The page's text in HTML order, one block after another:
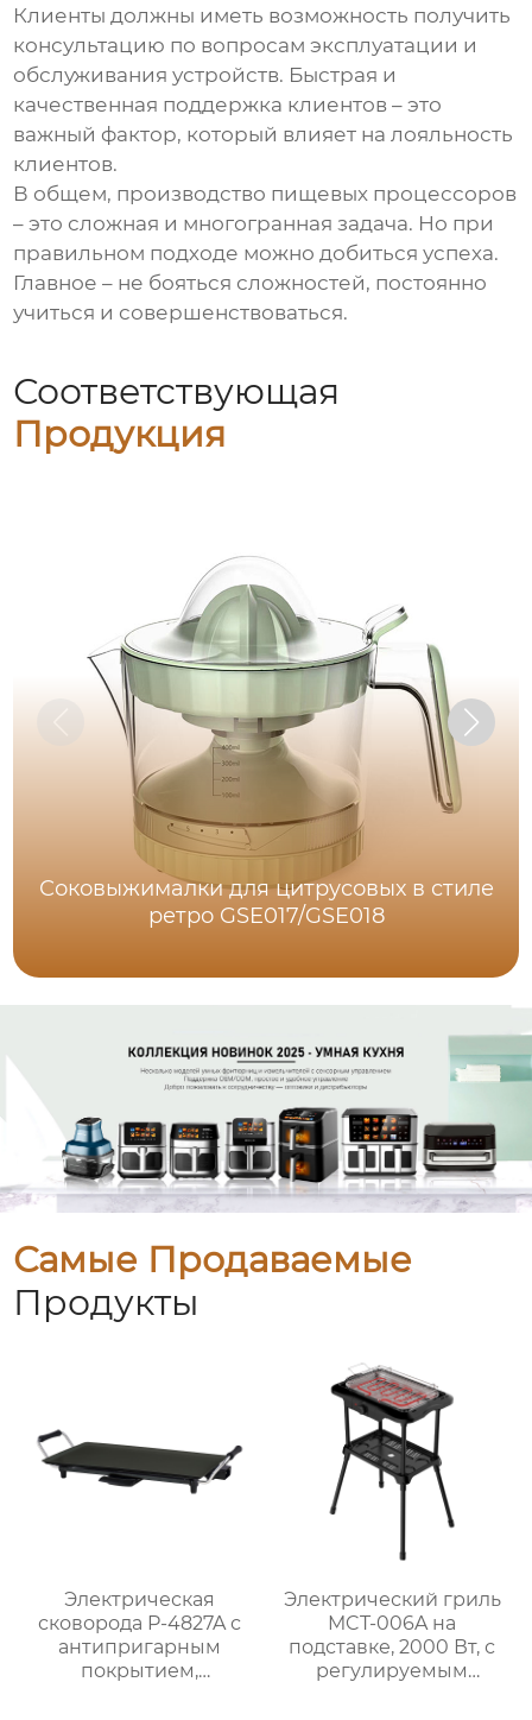
Клиенты должны иметь возможность получить
консультацию по вопросам эксплуатации и
обслуживания устройств. Быстрая и
качественная поддержка клиентов – это
важный фактор, который влияет на лояльность
клиентов.
В общем, производство пищевых процессоров
– это сложная и многогранная задача. Но при
правильном подходе можно добиться успеха.
Главное – не бояться сложностей, постоянно
учиться и совершенствоваться.
Соответствующая
Продукция
Соковыжималки для цитрусовых в стиле
ретро GSE017/GSE018
Самые Продаваемые
Продукты
Электрическая
сковорода P-4827A с
антипригарным
покрытием,
Электрический гриль
MCT-006A на
подставке, 2000 Вт, с
регулируемым